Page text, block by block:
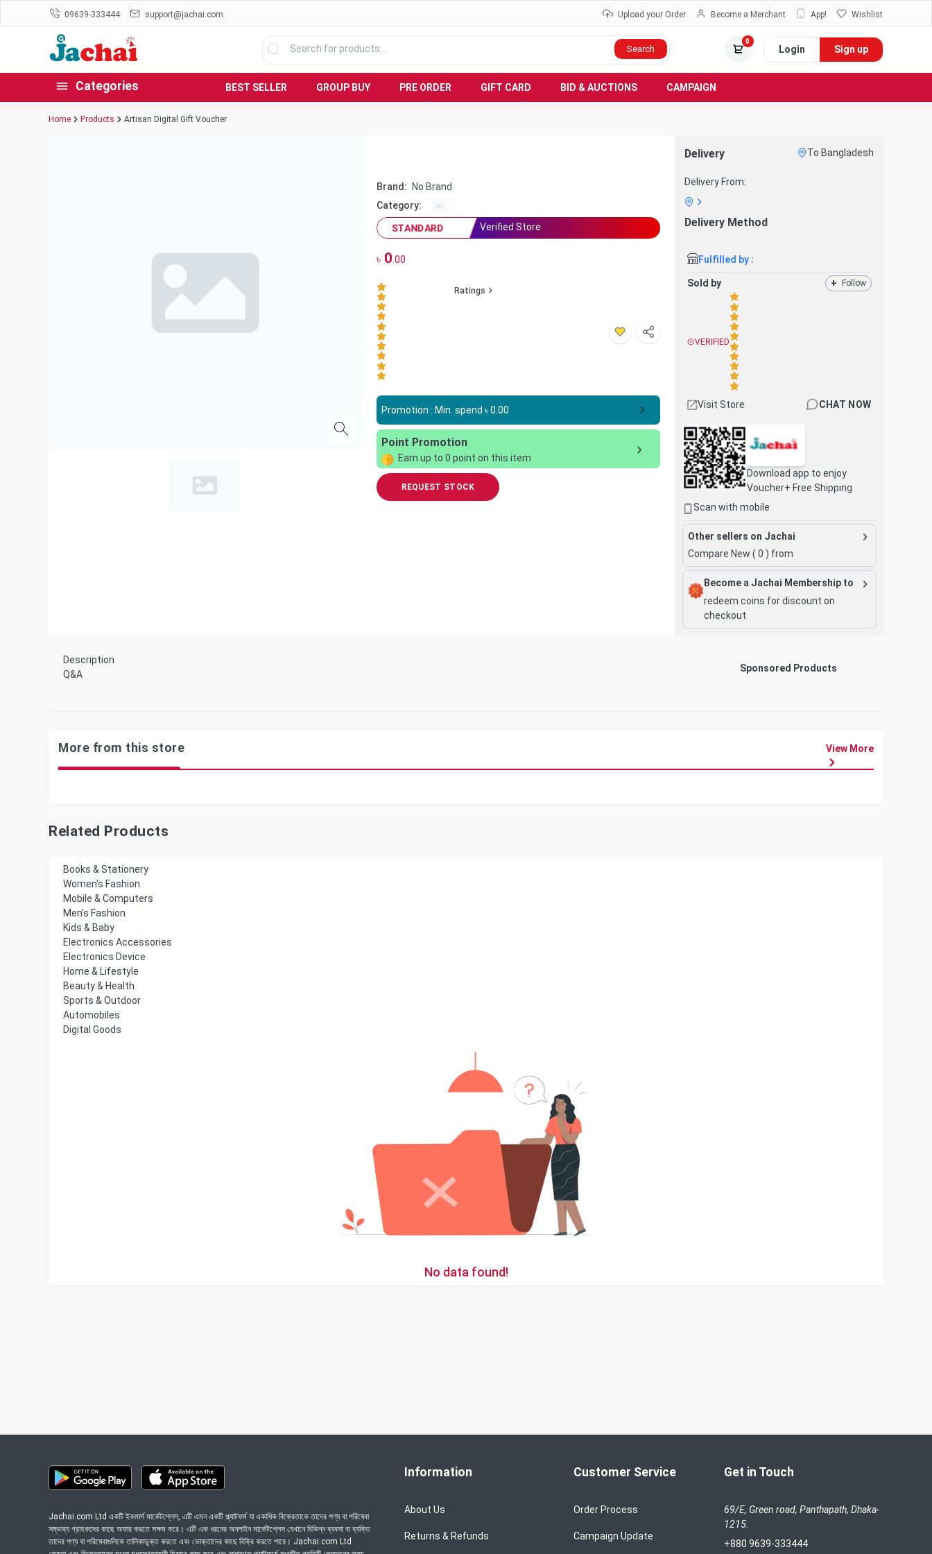
09639-333444 support@jachai.com Upload your Order Become a Merchant App! Wishlist
Search
0
Login Sign up
Categories BEST SELLER GROUP BUY PRE ORDER GIFT CARD BID & AUCTIONS CAMPAIGN
Home Products Artisan Digital Gift Voucher
Brand:
No Brand
Category:
STANDARD
Verified Store
৳0 .00
Ratings
Promotion : Min. spend ৳0.00
Point Promotion
Earn up to 0 point on this item
REQUEST STOCK
Delivery To Bangladesh
Delivery From:
Delivery Method
Fulfilled by :
Sold by + Follow
VERIFIED
Visit Store CHAT NOW
Download app to enjoy
Voucher+ Free Shipping
Scan with mobile
Other sellers on Jachai
Compare New ( 0 ) from
Become a Jachai Membership to
redeem coins for discount on
checkout
Description
Q&A
Sponsored Products
More from this store View More
Related Products
Books & Stationery
Women's Fashion
Mobile & Computers
Men's Fashion
Kids & Baby
Electronics Accessories
Electronics Device
Home & Lifestyle
Beauty & Health
Sports & Outdoor
Automobiles
Digital Goods
No data found!
Jachai.com Ltd একটি ইকমার্স মার্কেটপ্লেস, এটি এমন একটি প্ল্যাটফর্ম যা একাধিক বিক্রেতাকে তাদের পণ্য বা পরিষেবা
সম্ভাব্য গ্রাহকদের কাছে অফার করতে সক্ষম করে। এটি এক ধরনের অনলাইন মার্কেটপ্লেস যেখানে বিভিন্ন ব্যবসা বা ব্যক্তি
তাদের পণ্য বা পরিষেবাগুলিকে তালিকাভুক্ত করতে এবং ভোক্তাদের কাছে বিক্রি করতে পারে। Jachai.com Ltd
Information
About Us
Returns & Refunds
Customer Service
Order Process
Campaign Update
Get in Touch
69/E, Green road, Panthapath, Dhaka-
1215.
+880 9639-333444